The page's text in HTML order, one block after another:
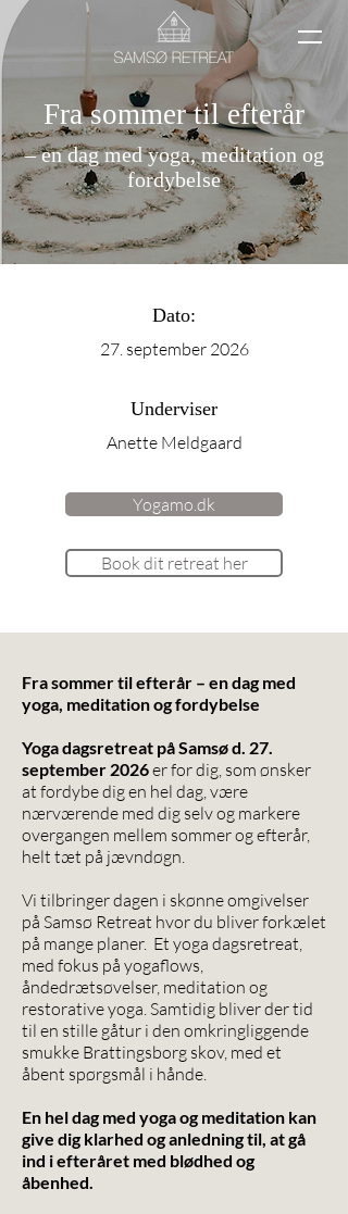
Fra sommer til efterår
– en dag med yoga, meditation og
fordybelse
Dato:
27. september 2026
Underviser
Anette Meldgaard
Yogamo.dk
Book dit retreat her
Fra sommer til efterår – en dag med
yoga, meditation og fordybelse
Yoga dagsretreat på Samsø d. 27.
september 2026er for dig, som ønsker
at fordybe dig en hel dag, være
nærværende med dig selv og markere
overgangen mellem sommer og efterår,
helt tæt på jævndøgn.
Vi tilbringer dagen i skønne omgivelser
på Samsø Retreat hvor du bliver forkælet
på mange planer. Et yoga dagsretreat,
med fokus på yogaflows,
åndedrætsøvelser, meditation og
restorative yoga. Samtidig bliver der tid
til en stille gåtur i den omkringliggende
smukke Brattingsborg skov, med et
åbent spørgsmål i hånde.
En hel dag med yoga og meditation kan
give dig klarhed og anledning til, at gå
ind i efteråret med blødhed og
åbenhed.